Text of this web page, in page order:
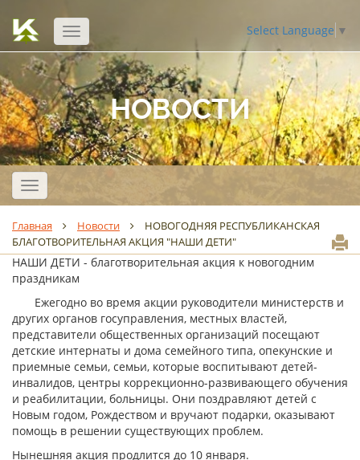
Открыть
навигацию
Select Language ▼
НОВОСТИ
Открыть
навигацию
Главная Новости
НОВОГОДНЯЯ РЕСПУБЛИКАНСКАЯ
БЛАГОТВОРИТЕЛЬНАЯ АКЦИЯ "НАШИ ДЕТИ"
НАШИ ДЕТИ - благотворительная акция к новогодним
праздникам
Ежегодно во время акции руководители министерств и
других органов госуправления, местных властей,
представители общественных организаций посещают
детские интернаты и дома семейного типа, опекунские и
приемные семьи, семьи, которые воспитывают детей-
инвалидов, центры коррекционно-развивающего обучения
и реабилитации, больницы. Они поздравляют детей с
Новым годом, Рождеством и вручают подарки, оказывают
помощь в решении существующих проблем.
Нынешняя акция продлится до 10 января.